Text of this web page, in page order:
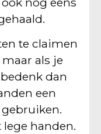
te claimen
als je
dan
een
handen.